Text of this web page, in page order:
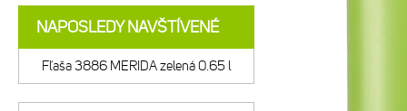
NAPOSLEDY NAVŠTÍVENÉ
Fľaša 3886 MERIDA zelená 0.65 l